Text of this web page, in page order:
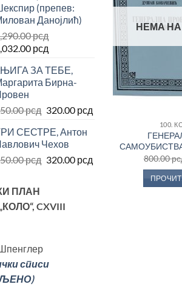
била:
880.00 рсд.
704.00 рсд.
(препев:
Данојлић)
рсд
рсд.
рсд
је:
1,032.00 рсд.
ЗА ТЕБЕ,
Бирна-
рсд Оригинална
је
била:
450.00 рсд.
320.00 рсдТренутна
320.00 рсд.
СЕСТРЕ, Антон
Чехов
рсд Оригинална
350.00 рсд.
320.00 рсдТренутна
ПЛАН
, CXVIII
списи
НЕМА
100.
800.00